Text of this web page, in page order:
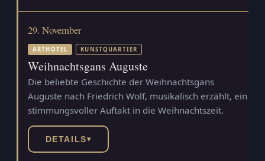
29. November
ARTHOTEL KUNSTQUARTIER
Weihnachtsgans Auguste
Die beliebte Geschichte der Weihnachtsgans
Auguste nach Friedrich Wolf, musikalisch erzählt, ein
stimmungsvoller Auftakt in die Weihnachtszeit.
DETAILS▾